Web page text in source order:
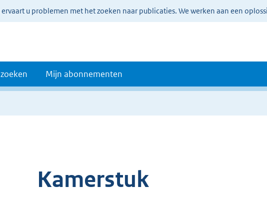
u problemen met het zoeken naar publicaties. We werken aan een
Mijn abonnementen
Kamerstuk